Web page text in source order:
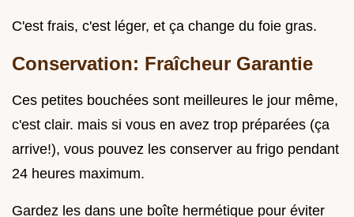
C'est frais, c'est léger, et ça change du foie gras.
Conservation: Fraîcheur Garantie
Ces petites bouchées sont meilleures le jour même,
c'est clair. mais si vous en avez trop préparées (ça
arrive!), vous pouvez les conserver au frigo pendant
24 heures maximum.
Gardez les dans une boîte hermétique pour éviter